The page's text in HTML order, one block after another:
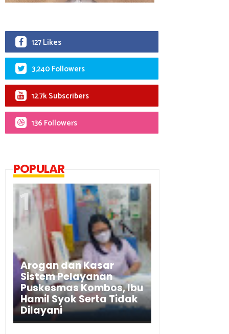
127 Likes
3,240 Followers
12.7k Subscribers
136 Followers
POPULAR
Arogan dan Kasar
Sistem Pelayanan
Puskesmas Kombos, Ibu
Hamil Syok Serta Tidak
Dilayani